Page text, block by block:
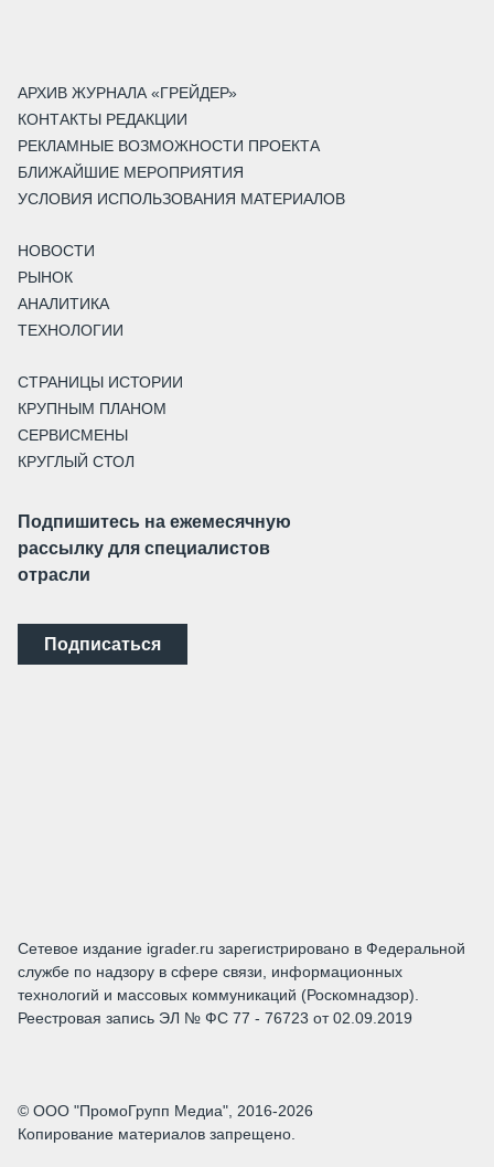
АРХИВ ЖУРНАЛА «ГРЕЙДЕР»
КОНТАКТЫ РЕДАКЦИИ
РЕКЛАМНЫЕ ВОЗМОЖНОСТИ ПРОЕКТА
БЛИЖАЙШИЕ МЕРОПРИЯТИЯ
УСЛОВИЯ ИСПОЛЬЗОВАНИЯ МАТЕРИАЛОВ
НОВОСТИ
РЫНОК
АНАЛИТИКА
ТЕХНОЛОГИИ
СТРАНИЦЫ ИСТОРИИ
КРУПНЫМ ПЛАНОМ
СЕРВИСМЕНЫ
КРУГЛЫЙ СТОЛ
Подпишитесь на ежемесячную
рассылку для специалистов
отрасли
Подписаться
Сетевое издание igrader.ru зарегистрировано в Федеральной
службе по надзору в сфере связи, информационных
технологий и массовых коммуникаций (Роскомнадзор).
Реестровая запись ЭЛ № ФС 77 - 76723 от 02.09.2019
© ООО "ПромоГрупп Медиа", 2016-2026
Копирование материалов запрещено.